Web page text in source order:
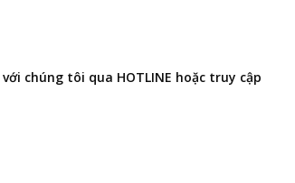
chúng tôi qua HOTLINE hoặc truy cập